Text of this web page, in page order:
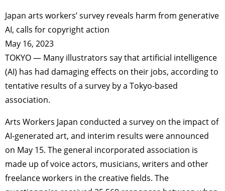
Japan arts workers’ survey reveals harm from generative
AI, calls for copyright action
May 16, 2023
TOKYO — Many illustrators say that artificial intelligence
(AI) has had damaging effects on their jobs, according to
tentative results of a survey by a Tokyo-based
association.
Arts Workers Japan conducted a survey on the impact of
AI-generated art, and interim results were announced
on May 15. The general incorporated association is
made up of voice actors, musicians, writers and other
freelance workers in the creative fields. The